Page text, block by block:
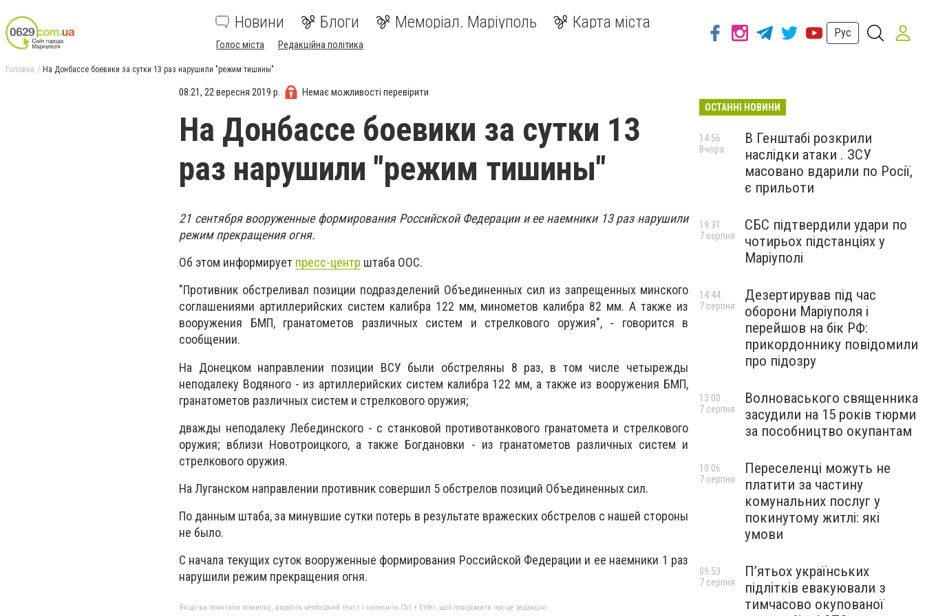
Новини Блоги Меморіал. Маріуполь Карта міста
Голос міста Редакційна політика
Рус
Головна На Донбассе боевики за сутки 13 раз нарушили "режим тишины"
08:21, 22 вересня 2019 р. Немає можливості перевірити
На Донбассе боевики за сутки 13
раз нарушили "режим тишины"
21 сентября вооруженные формирования Российской Федерации и ее наемники 13 раз нарушили
режим прекращения огня.
Об этом информирует пресс-центр штаба ООС.
"Противник обстреливал позиции подразделений Объединенных сил из запрещенных минского
соглашениями артиллерийских систем калибра 122 мм, минометов калибра 82 мм. А также из
вооружения БМП, гранатометов различных систем и стрелкового оружия", - говорится в
сообщении.
На Донецком направлении позиции ВСУ были обстреляны 8 раз, в том числе четырежды
неподалеку Водяного - из артиллерийских систем калибра 122 мм, а также из вооружения БМП,
гранатометов различных систем и стрелкового оружия;
дважды неподалеку Лебединского - с станковой противотанкового гранатомета и стрелкового
оружия; вблизи Новотроицкого, а также Богдановки - из гранатометов различных систем и
стрелкового оружия.
На Луганском направлении противник совершил 5 обстрелов позиций Объединенных сил.
По данным штаба, за минувшие сутки потерь в результате вражеских обстрелов с нашей стороны
не было.
С начала текущих суток вооруженные формирования Российской Федерации и ее наемники 1 раз
нарушили режим прекращения огня.
Якщо ви помітили помилку, виділіть необхідний текст і натисніть Ctrl + Enter, щоб повідомити про це редакцію
ОСТАННІ НОВИНИ
В Генштабі розкрили
наслідки атаки . ЗСУ
масовано вдарили по Росії,
є прильоти
14:56
Вчора
СБС підтвердили удари по
чотирьох підстанціях у
Маріуполі
19:31
7 серпня
Дезертирував під час
оборони Маріуполя і
перейшов на бік РФ:
прикордоннику повідомили
про підозру
14:44
7 серпня
Волноваського священника
засудили на 15 років тюрми
за пособництво окупантам
13:00
7 серпня
Переселенці можуть не
платити за частину
комунальних послуг у
покинутому житлі: які
умови
10:06
7 серпня
П’ятьох українських
підлітків евакуювали з
тимчасово окупованої
09:53
7 серпня